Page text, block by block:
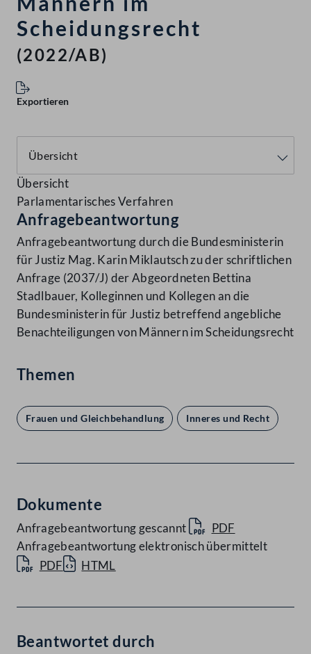
Scheidungsrecht
(2022/AB)
Exportieren
Übersicht
Parlamentarisches Verfahren
Anfragebeantwortung
Anfragebeantwortung durch die Bundesministerin
für Justiz Mag. Karin Miklautsch zu der schriftlichen
Anfrage (2037/J) der Abgeordneten Bettina
Stadlbauer, Kolleginnen und Kollegen an die
Bundesministerin für Justiz betreffend angebliche
Benachteiligungen von Männern im Scheidungsrecht
Themen
Frauen und Gleichbehandlung Inneres und Recht
Dokumente
Anfragebeantwortung gescannt
PDF
Anfragebeantwortung elektronisch übermittelt
PDF
HTML
Beantwortet durch